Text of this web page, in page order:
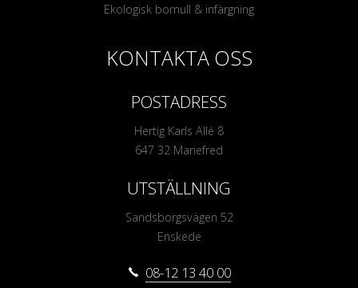
Ekologisk bomull & infärgning
KONTAKTA OSS
POSTADRESS
Hertig Karls Allé 8
647 32 Mariefred
UTSTÄLLNING
Sandsborgsvägen 52
Enskede
08-12 13 40 00